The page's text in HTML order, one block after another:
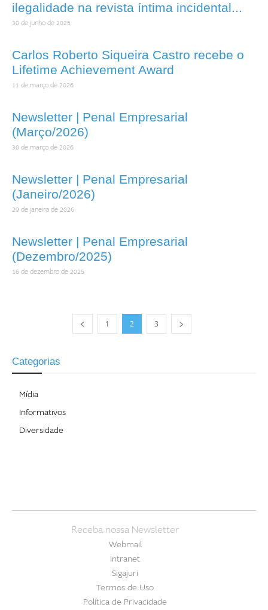
ilegalidade na revista íntima incidental...
30 de junho de 2025
Carlos Roberto Siqueira Castro recebe o
Lifetime Achievement Award
11 de março de 2026
Newsletter | Penal Empresarial
(Março/2026)
30 de março de 2026
Newsletter | Penal Empresarial
(Janeiro/2026)
29 de janeiro de 2026
Newsletter | Penal Empresarial
(Dezembro/2025)
16 de dezembro de 2025
1 2 3
Categorias
Mídia
Informativos
Diversidade
Receba nossa Newsletter
Webmail
Intranet
Sigajuri
Termos de Uso
Política de Privacidade